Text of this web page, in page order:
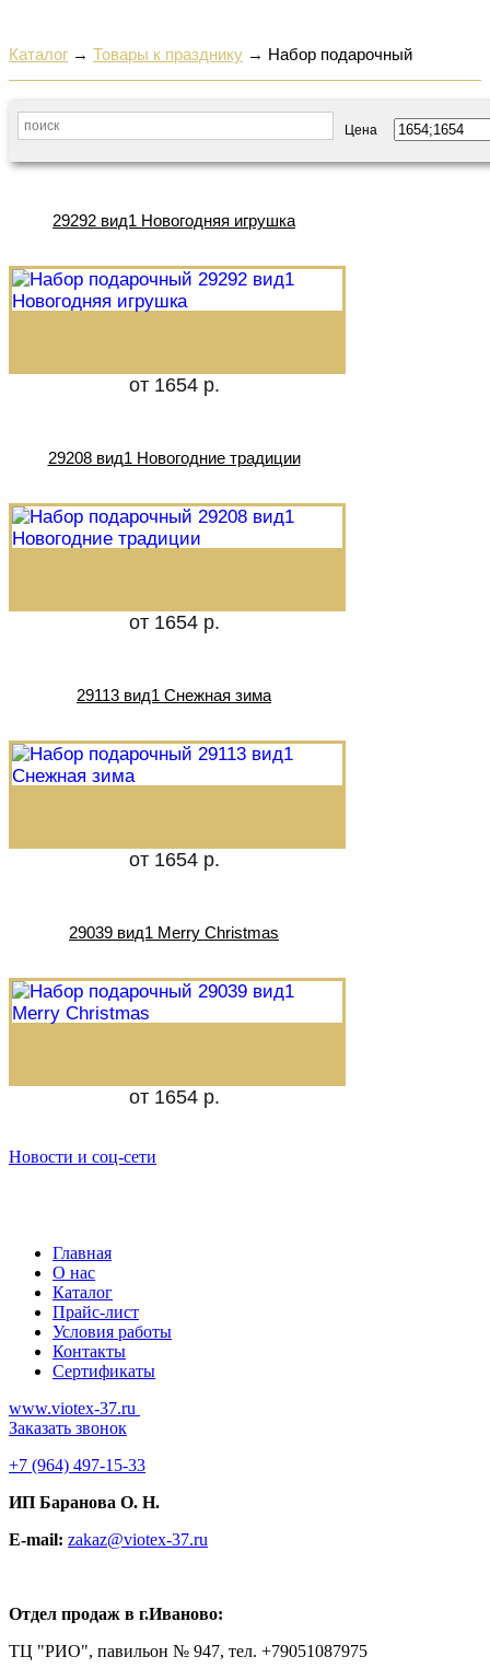
Каталог → Товары к празднику → Набор подарочный
Цена
29292 вид1 Новогодняя игрушка
от 1654 р.
29208 вид1 Новогодние традиции
от 1654 р.
29113 вид1 Снежная зима
от 1654 р.
29039 вид1 Merry Christmas
от 1654 р.
Новости и соц-сети
Главная
О нас
Каталог
Прайс-лист
Условия работы
Контакты
Сертификаты
www.viotex-37.ru
Заказать звонок
+7 (964) 497-15-33
ИП Баранова О. Н.
E-mail: zakaz@viotex-37.ru
Отдел продаж в г.Иваново:
ТЦ "РИО", павильон № 947, тел. +79051087975